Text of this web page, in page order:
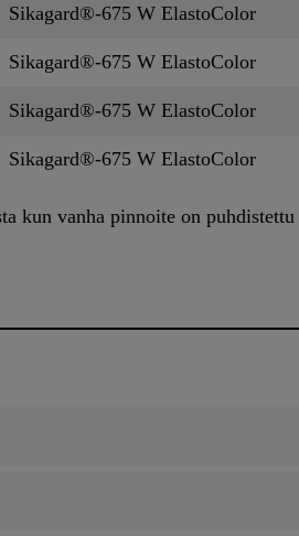
Sikagard®-675 W ElastoColor
Sikagard®-675 W ElastoColor
Sikagard®-675 W ElastoColor
Sikagard®-675 W ElastoColor
kun vanha pinnoite on puhdistettu